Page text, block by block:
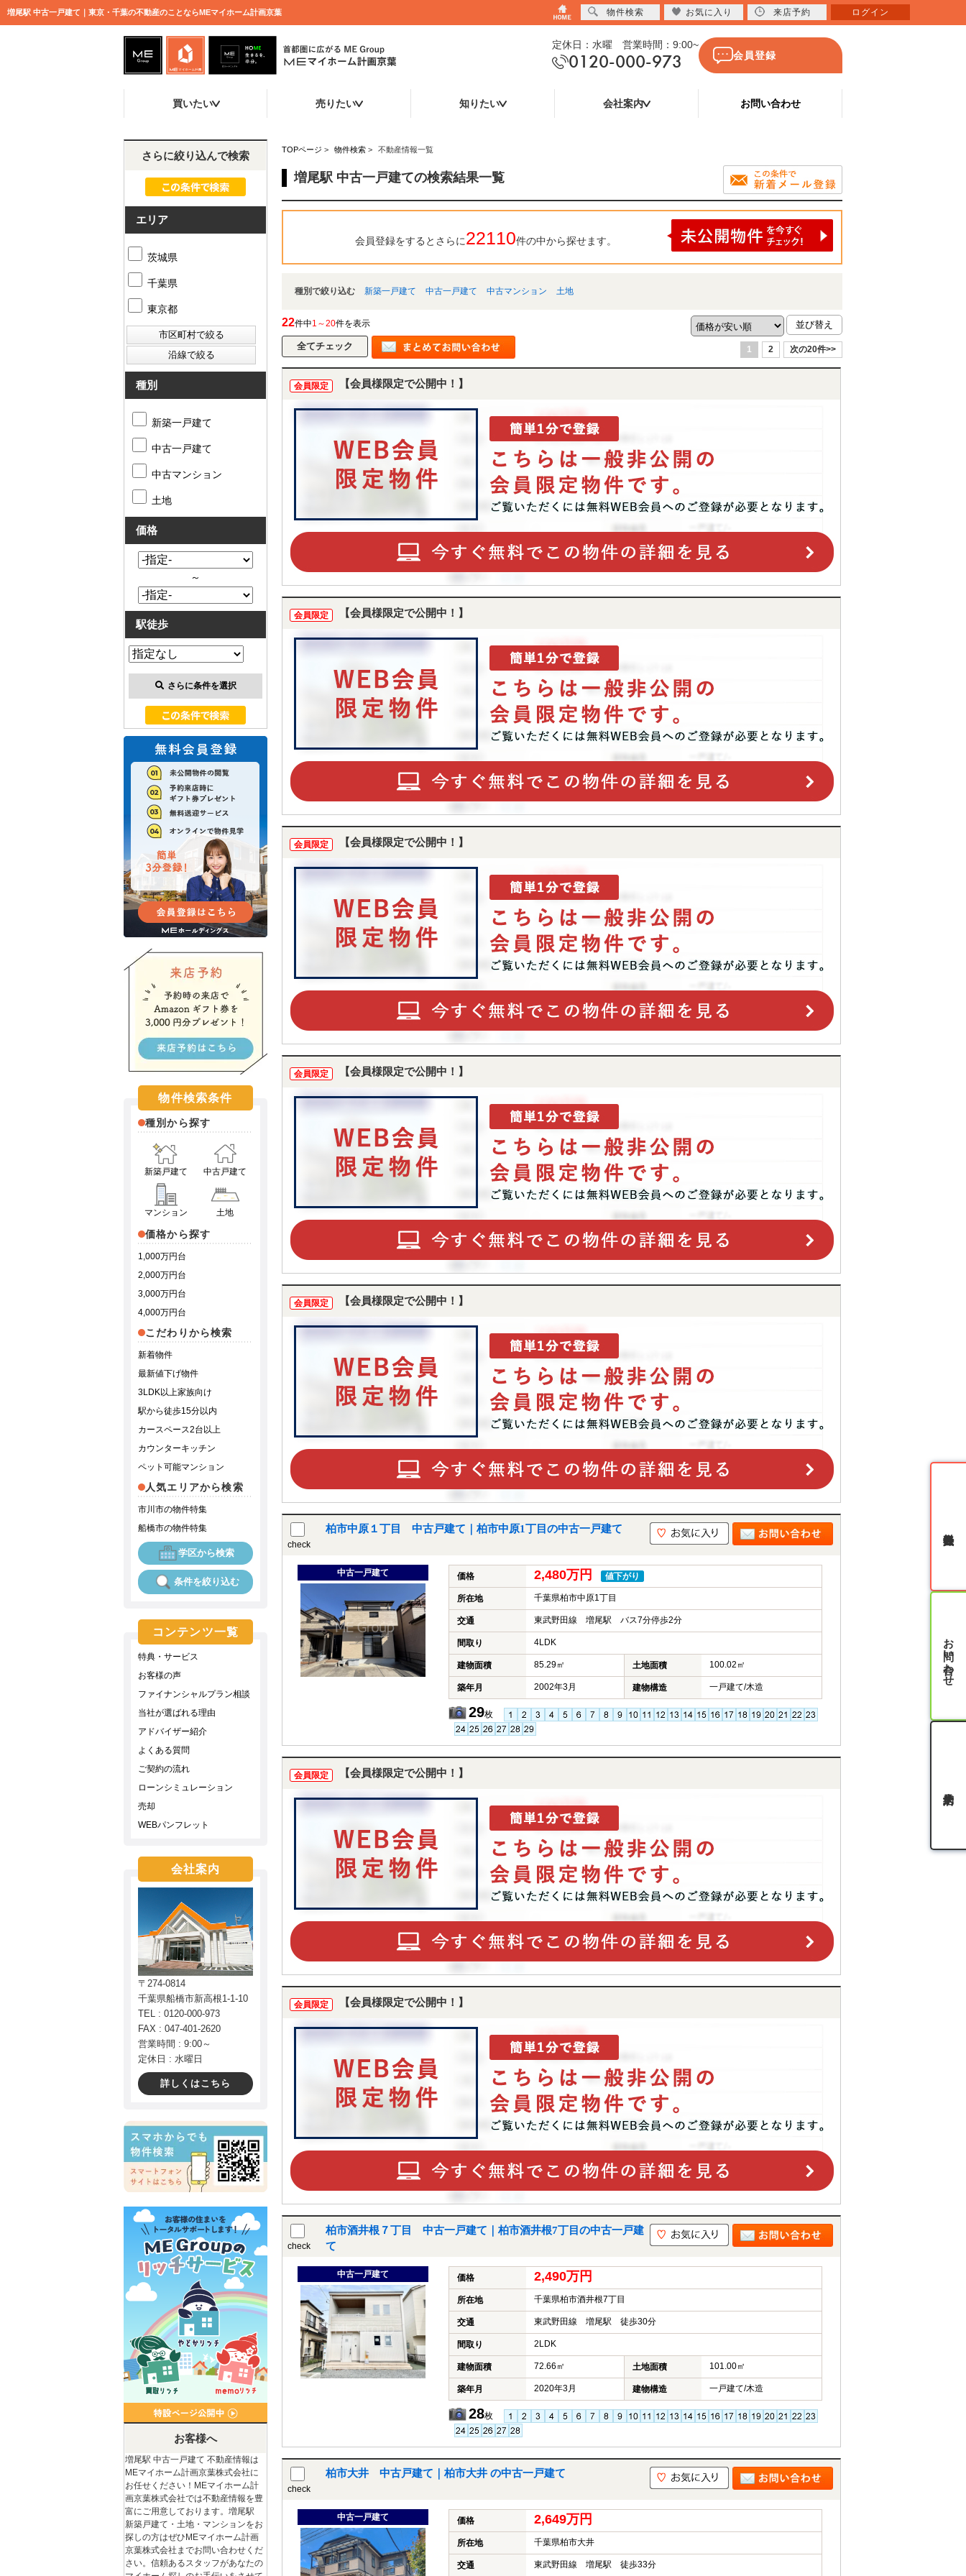
増尾駅 中古一戸建て｜東京・千葉の不動産のことならMEマイホーム計画京葉
定休日：水曜 営業時間：9:00~
0120-000-973 会員登録
買いたい 売りたい 知りたい 会社案内 お問い合わせ
TOPページ > 物件検索 > 不動産情報一覧
増尾駅 中古一戸建ての検索結果一覧
会員登録をするとさらに22110件の中から探せます。
種別で絞り込む 新築一戸建て 中古一戸建て 中古マンション 土地
22件中1～20件を表示
1 2 次の20件>>
会員限定 【会員様限定で公開中！】
会員限定 【会員様限定で公開中！】
会員限定 【会員様限定で公開中！】
会員限定 【会員様限定で公開中！】
会員限定 【会員様限定で公開中！】
check
柏市中原１丁目 中古戸建て｜柏市中原1丁目の中古一戸建て
中古一戸建て 価格 2,480万円 値下がり
所在地 千葉県柏市中原1丁目
交通 東武野田線 増尾駅 バス7分停歩2分
間取り 4LDK
建物面積 85.29㎡ 土地面積 100.02㎡
築年月 2002年3月 建物構造 一戸建て/木造
29枚
会員限定 【会員様限定で公開中！】
会員限定 【会員様限定で公開中！】
check
柏市酒井根７丁目 中古一戸建て｜柏市酒井根7丁目の中古一戸建
て
中古一戸建て 価格 2,490万円
所在地 千葉県柏市酒井根7丁目
交通 東武野田線 増尾駅 徒歩30分
間取り 2LDK
建物面積 72.66㎡ 土地面積 101.00㎡
築年月 2020年3月 建物構造 一戸建て/木造
28枚
check
柏市大井 中古戸建て｜柏市大井 の中古一戸建て
中古一戸建て 価格 2,649万円
所在地 千葉県柏市大井
交通 東武野田線 増尾駅 徒歩33分
さらに絞り込んで検索
エリア
茨城県
千葉県
東京都
種別
新築一戸建て
中古一戸建て
中古マンション
土地
価格
～
駅徒歩
さらに条件を選択
物件検索条件
種別から探す
新築戸建て 中古戸建て
マンション 土地
価格から探す
1,000万円台
2,000万円台
3,000万円台
4,000万円台
こだわりから検索
新着物件
最新値下げ物件
3LDK以上家族向け
駅から徒歩15分以内
カースペース2台以上
カウンターキッチン
ペット可能マンション
人気エリアから検索
市川市の物件特集
船橋市の物件特集
学区から検索
条件を絞り込む
コンテンツ一覧
特典・サービス
お客様の声
ファイナンシャルプラン相談
当社が選ばれる理由
アドバイザー紹介
よくある質問
ご契約の流れ
ローンシミュレーション
売却
WEBパンフレット
会社案内
〒274-0814
千葉県船橋市新高根1-1-10
TEL : 0120-000-973
FAX : 047-401-2620
営業時間 : 9:00～
定休日 : 水曜日
詳しくはこちら
お客様へ
増尾駅 中古一戸建て 不動産情報は
MEマイホーム計画京葉株式会社に
お任せください！MEマイホーム計
画京葉株式会社では不動産情報を豊
富にご用意しております。増尾駅
新築戸建て・土地・マンションをお
探しの方はぜひMEマイホーム計画
京葉株式会社までお問い合わせくだ
さい。信頼あるスタッフがあなたの
物件検索 お気に入り 来店予約 ログイン
お問い合わせ